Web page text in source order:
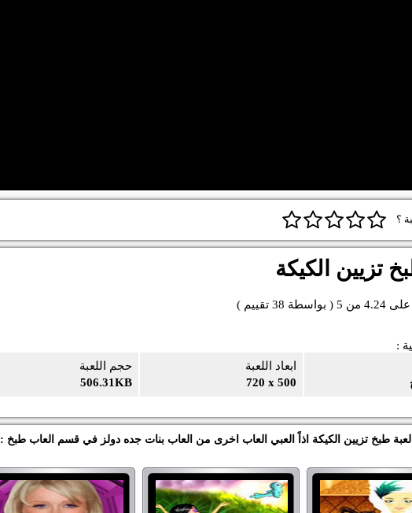
؟
تزيين الكيكة
على 4.24 من 5 ( بواسطة 38 تقييم )
:
حجم اللعبة
506.31KB
ابعاد اللعبة
720 x 500
طبخ تزيين الكيكة اذاً العبي العاب اخرى من العاب بنات جده دولز في قسم العاب طبخ :